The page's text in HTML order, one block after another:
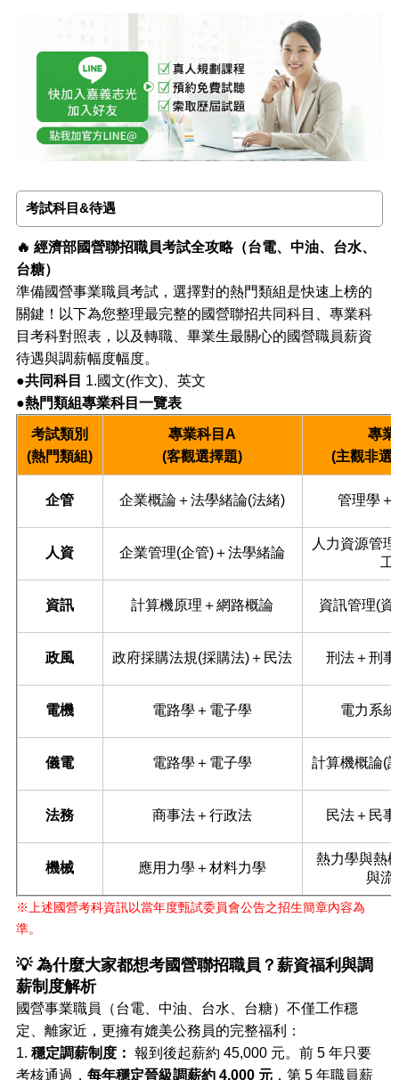
考試科目&待遇
🔥 經濟部國營聯招職員考試全攻略（台電、中油、台水、
台糖）
準備國營事業職員考試，選擇對的熱門類組是快速上榜的
關鍵！以下為您整理最完整的國營聯招共同科目、專業科
目考科對照表，以及轉職、畢業生最關心的國營職員薪資
待遇與調薪幅度幅度。
●共同科目 1.國文(作文)、英文
●熱門類組專業科目一覽表
考試類別
(熱門類組)
專業科目A
(客觀選擇題)
專
(主觀非選
企管 企業概論＋法學緒論(法緒) 管理學＋
人資 企業管理(企管)＋法學緒論
人力資源管
工
資訊 計算機原理＋網路概論 資訊管理(資
政風 政府採購法規(採購法)＋民法 刑法＋刑
電機 電路學＋電子學 電力系
儀電 電路學＋電子學 計算機概論(
法務 商事法＋行政法 民法＋民
機械 應用力學＋材料力學
熱力學與熱
與流
※上述國營考科資訊以當年度甄試委員會公告之招生簡章內容為
準。
💡 為什麼大家都想考國營聯招職員？薪資福利與調
薪制度解析
國營事業職員（台電、中油、台水、台糖）不僅工作穩
定、離家近，更擁有媲美公務員的完整福利：
1. 穩定調薪制度： 報到後起薪約 45,000 元。前 5 年只要
考核通過， 每年穩定晉級調薪約 4,000 元，第 5 年職員薪